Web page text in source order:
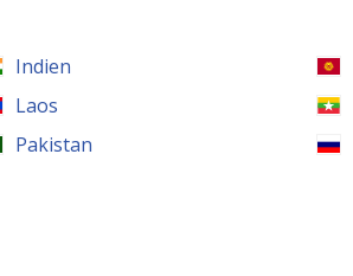
Indien
Laos
Pakistan